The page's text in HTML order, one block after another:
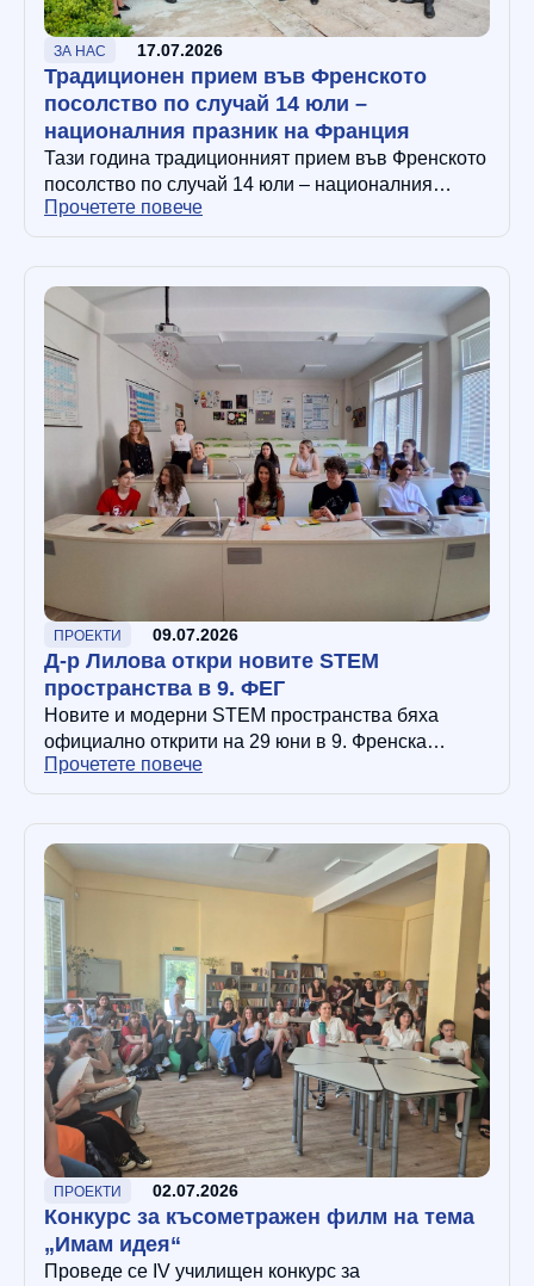
ЗА НАС 17.07.2026
Традиционен прием във Френското
посолство по случай 14 юли –
националния празник на Франция
Тази година традиционният прием във Френското
посолство по случай 14 юли – националния
празник на Франция, събра в резиденция „Бояна“
водещи дипломати, авторитетни журналисти
франкофони,…
Прочетете повече
ПРОЕКТИ 09.07.2026
Д-р Лилова откри новите STEM
пространства в 9. ФЕГ
Новите и модерни STEM пространства бяха
официално открити на 29 юни в 9. Френска
езикова гимназия „Алфонс дьо Ламартин“. Д-р
Лилова – началникът на Регионалното…
Прочетете повече
ПРОЕКТИ 02.07.2026
Конкурс за късометражен филм на тема
„Имам идея“
Проведе се IV училищен конкурс за